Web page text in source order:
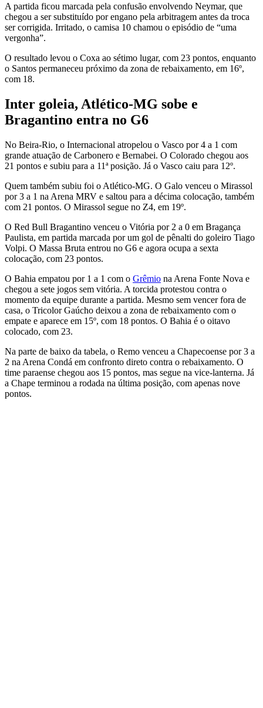
A partida ficou marcada pela confusão envolvendo Neymar, que
chegou a ser substituído por engano pela arbitragem antes da troca
ser corrigida. Irritado, o camisa 10 chamou o episódio de “uma
vergonha”.
O resultado levou o Coxa ao sétimo lugar, com 23 pontos, enquanto
o Santos permaneceu próximo da zona de rebaixamento, em 16º,
com 18.
Inter goleia, Atlético-MG sobe e
Bragantino entra no G6
No Beira-Rio, o Internacional atropelou o Vasco por 4 a 1 com
grande atuação de Carbonero e Bernabei. O Colorado chegou aos
21 pontos e subiu para a 11ª posição. Já o Vasco caiu para 12º.
Quem também subiu foi o Atlético-MG. O Galo venceu o Mirassol
por 3 a 1 na Arena MRV e saltou para a décima colocação, também
com 21 pontos. O Mirassol segue no Z4, em 19º.
O Red Bull Bragantino venceu o Vitória por 2 a 0 em Bragança
Paulista, em partida marcada por um gol de pênalti do goleiro Tiago
Volpi. O Massa Bruta entrou no G6 e agora ocupa a sexta
colocação, com 23 pontos.
O Bahia empatou por 1 a 1 com o Grêmio na Arena Fonte Nova e
chegou a sete jogos sem vitória. A torcida protestou contra o
momento da equipe durante a partida. Mesmo sem vencer fora de
casa, o Tricolor Gaúcho deixou a zona de rebaixamento com o
empate e aparece em 15º, com 18 pontos. O Bahia é o oitavo
colocado, com 23.
Na parte de baixo da tabela, o Remo venceu a Chapecoense por 3 a
2 na Arena Condá em confronto direto contra o rebaixamento. O
time paraense chegou aos 15 pontos, mas segue na vice-lanterna. Já
a Chape terminou a rodada na última posição, com apenas nove
pontos.